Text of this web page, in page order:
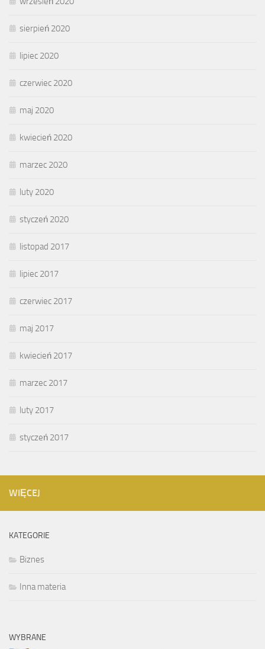
sierpień 2020
lipiec 2020
czerwiec 2020
maj 2020
kwiecień 2020
marzec 2020
luty 2020
styczeń 2020
listopad 2017
lipiec 2017
czerwiec 2017
maj 2017
kwiecień 2017
marzec 2017
luty 2017
styczeń 2017
WIĘCEJ
KATEGORIE
Biznes
Inna materia
WYBRANE